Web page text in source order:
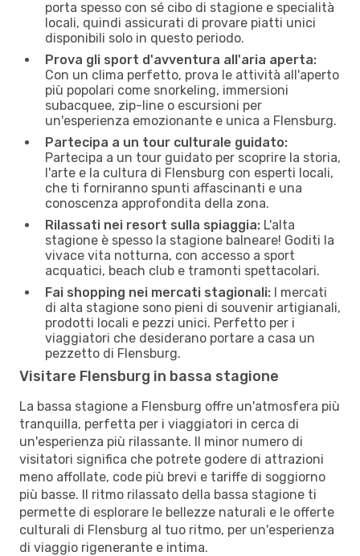
porta spesso con sé cibo di stagione e specialità
locali, quindi assicurati di provare piatti unici
disponibili solo in questo periodo.
Prova gli sport d'avventura all'aria aperta:
Con un clima perfetto, prova le attività all'aperto
più popolari come snorkeling, immersioni
subacquee, zip-line o escursioni per
un'esperienza emozionante e unica a Flensburg.
Partecipa a un tour culturale guidato:
Partecipa a un tour guidato per scoprire la storia,
l'arte e la cultura di Flensburg con esperti locali,
che ti forniranno spunti affascinanti e una
conoscenza approfondita della zona.
Rilassati nei resort sulla spiaggia: L'alta
stagione è spesso la stagione balneare! Goditi la
vivace vita notturna, con accesso a sport
acquatici, beach club e tramonti spettacolari.
Fai shopping nei mercati stagionali: I mercati
di alta stagione sono pieni di souvenir artigianali,
prodotti locali e pezzi unici. Perfetto per i
viaggiatori che desiderano portare a casa un
pezzetto di Flensburg.
Visitare Flensburg in bassa stagione
La bassa stagione a Flensburg offre un'atmosfera più
tranquilla, perfetta per i viaggiatori in cerca di
un'esperienza più rilassante. Il minor numero di
visitatori significa che potrete godere di attrazioni
meno affollate, code più brevi e tariffe di soggiorno
più basse. Il ritmo rilassato della bassa stagione ti
permette di esplorare le bellezze naturali e le offerte
culturali di Flensburg al tuo ritmo, per un'esperienza
di viaggio rigenerante e intima.